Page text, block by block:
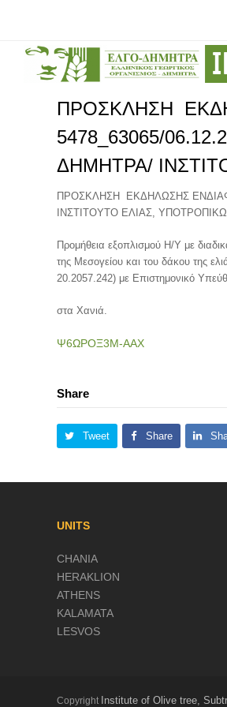
ΠΡΟΣΚΛΗΣΗ
5478_63065/
ΔΗΜΗΤΡΑ/
ΠΡΟΣΚΛΗΣΗ ΕΚΔΗΛΩΣΗΣ
ΙΝΣΤΙΤΟΥΤΟ ΕΛΙΑΣ,
Προμήθεια εξοπλισμού Η/Υ με
της Μεσογείου και του δάκου της
20.2057.242) με Επιστημονικό
στα Χανιά.
Ψ6ΩΡΟΞ3Μ-ΑΑΧ
Share
Tweet Share
UNITS
CHANIA
HERAKLION
ATHENS
KALAMATA
LESVOS
Copyright Institute of Olive tree,